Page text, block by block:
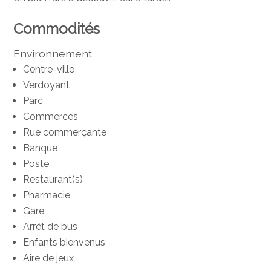
Commodités
Environnement
Centre-ville
Verdoyant
Parc
Commerces
Rue commerçante
Banque
Poste
Restaurant(s)
Pharmacie
Gare
Arrêt de bus
Enfants bienvenus
Aire de jeux